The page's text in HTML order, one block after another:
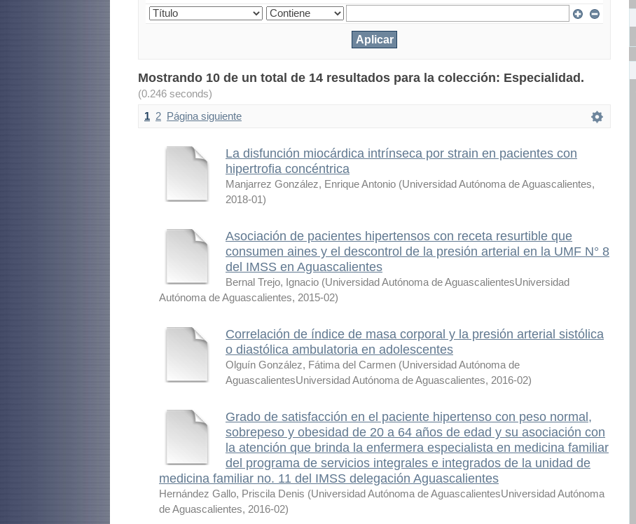
Mostrando 10 de un total de 14 resultados para la colección: Especialidad.
(0.246 seconds)
1 2 Página siguiente
La disfunción miocárdica intrínseca por strain en pacientes con
hipertrofia concéntrica
Manjarrez González, Enrique Antonio (Universidad Autónoma de Aguascalientes,
2018-01)
Asociación de pacientes hipertensos con receta resurtible que
consumen aines y el descontrol de la presión arterial en la UMF N° 8
del IMSS en Aguascalientes
Bernal Trejo, Ignacio (Universidad Autónoma de AguascalientesUniversidad
Autónoma de Aguascalientes, 2015-02)
Correlación de índice de masa corporal y la presión arterial sistólica
o diastólica ambulatoria en adolescentes
Olguín González, Fátima del Carmen (Universidad Autónoma de
AguascalientesUniversidad Autónoma de Aguascalientes, 2016-02)
Grado de satisfacción en el paciente hipertenso con peso normal,
sobrepeso y obesidad de 20 a 64 años de edad y su asociación con
la atención que brinda la enfermera especialista en medicina familiar
del programa de servicios integrales e integrados de la unidad de
medicina familiar no. 11 del IMSS delegación Aguascalientes
Hernández Gallo, Priscila Denis (Universidad Autónoma de AguascalientesUniversidad Autónoma
de Aguascalientes, 2016-02)